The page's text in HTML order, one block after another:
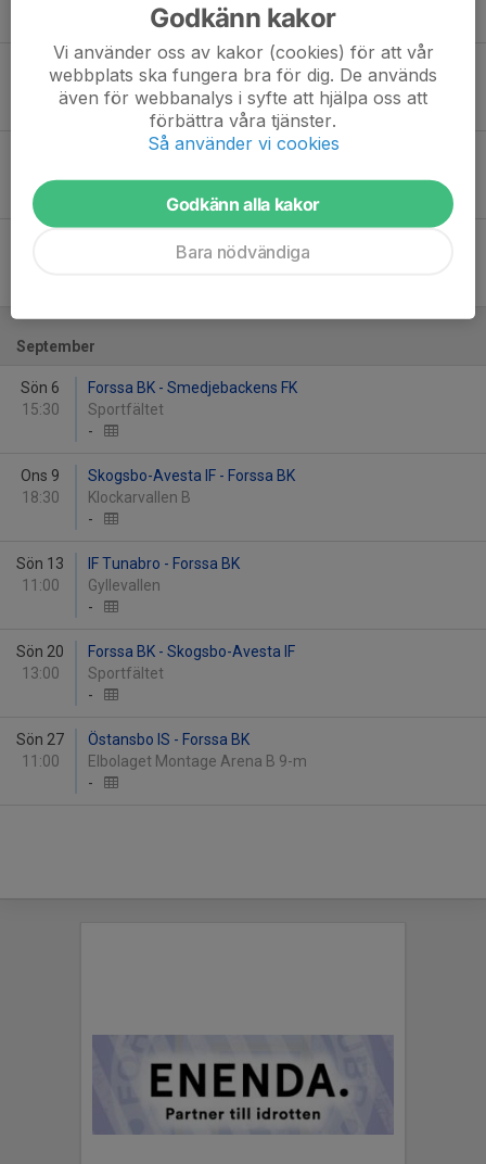
18:00
Krylbo IF - Forssa BK
Krylbo IP
-
Forssa BK - Säters IF FK
Vasaliden Arena
September
Sön 6
15:30
Forssa BK - Smedjebackens FK
Sportfältet
-
Ons 9
18:30
Skogsbo-Avesta IF - Forssa BK
Klockarvallen B
-
Sön 13
11:00
IF Tunabro - Forssa BK
Gyllevallen
-
Sön 20
13:00
Forssa BK - Skogsbo-Avesta IF
Sportfältet
-
Sön 27
11:00
Östansbo IS - Forssa BK
Elbolaget Montage Arena B 9-m
-
Godkänn kakor
Vi använder oss av kakor (cookies) för att vår
webbplats ska fungera bra för dig. De används
även för webbanalys i syfte att hjälpa oss att
förbättra våra tjänster.
Så använder vi cookies
Godkänn alla kakor
Bara nödvändiga